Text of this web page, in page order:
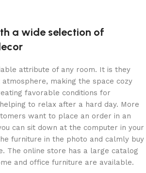
a wide selection of
attribute of any room. It is they
making the space cozy
favorable conditions for
to relax after a hard day. More
want to place an order in an
can sit down at the computer in your
furniture in the photo and calmly buy
The online store has a large catalog
and office furniture are available.